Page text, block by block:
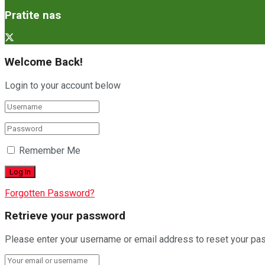
Pratite nas
Welcome Back!
Login to your account below
Remember Me
Forgotten Password?
Retrieve your password
Please enter your username or email address to reset your